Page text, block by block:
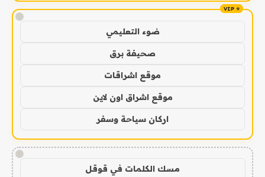
!
ضوء التعليمي
صحيفة برق
موقع اشراقات
موقع اشراق اون لاين
اركان سياحة وسفر
!
مسك الكلمات في قوقل